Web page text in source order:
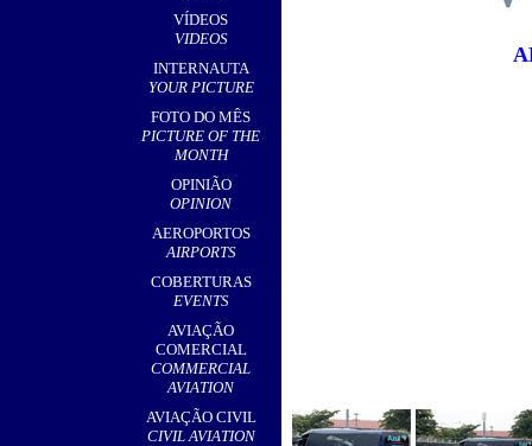
VÍDEOS
VIDEOS
INTERNAUTA
YOUR PICTURE
FOTO DO MÊS
PICTURE OF THE
MONTH
OPINIÃO
OPINION
AEROPORTOS
AIRPORTS
,
COBERTURAS
EVENTS
AVIAÇÃO
COMERCIAL
COMMERCIAL
AVIATION
AVIAÇÃO CIVIL
CIVIL AVIATION